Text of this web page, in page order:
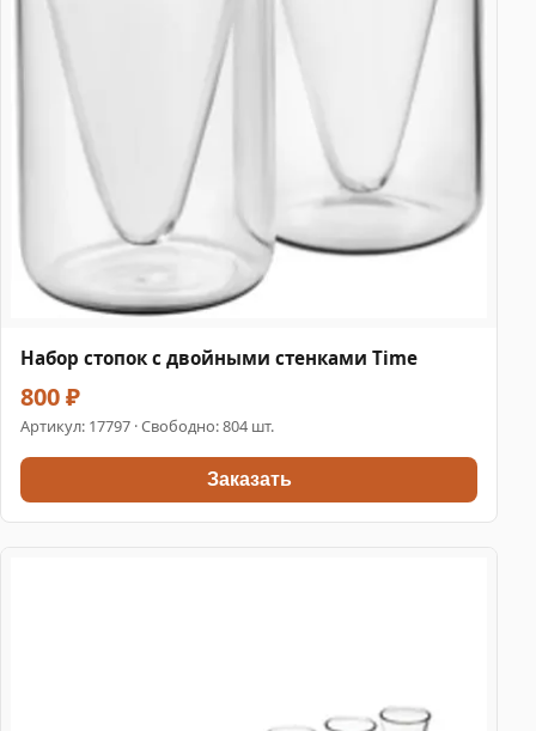
Набор стопок с двойными стенками Time
800 ₽
Артикул: 17797 · Свободно: 804 шт.
Заказать